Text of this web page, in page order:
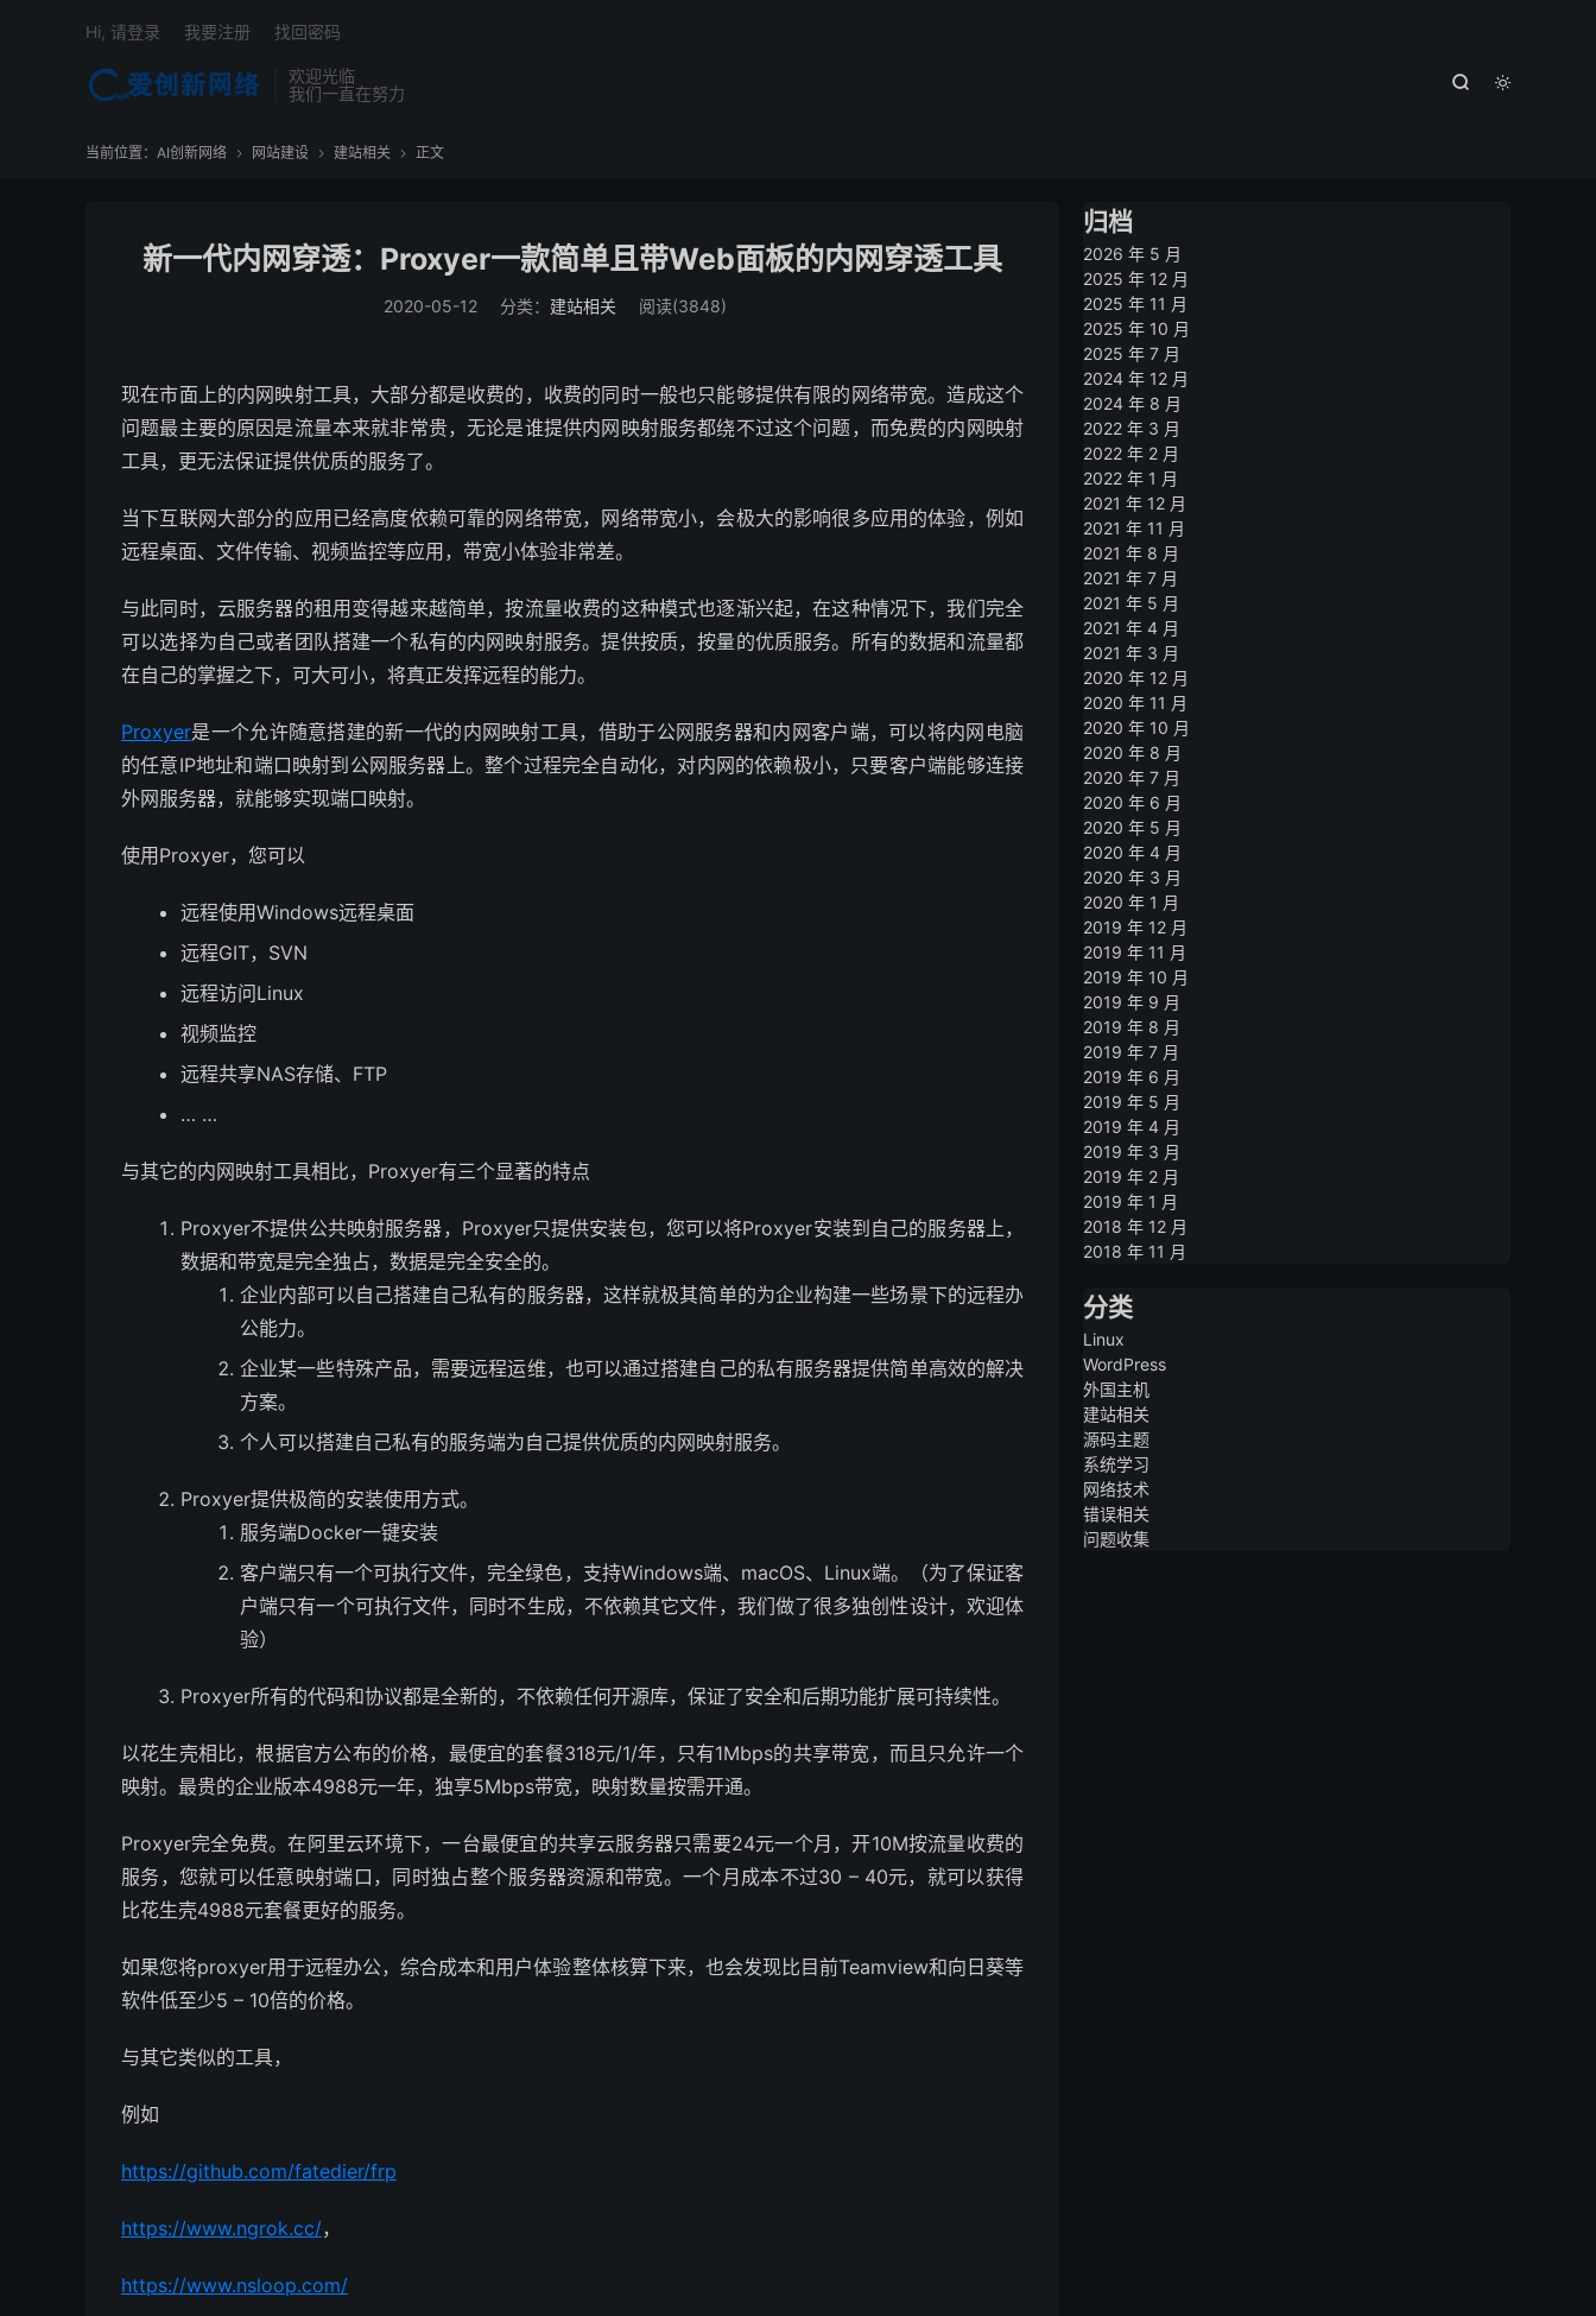
欢迎光临
我们一直在努力


Hi, 请登录 我要注册 找回密码
当前位置： AI创新网络  网站建设  建站相关  正文
新一代内网穿透：Proxyer一款简单且带Web面板的内网穿透工具
2020-05-12 分类： 建站相关 阅读(3848)
现在市面上的内网映射工具，大部分都是收费的，收费的同时一般也只能够提供有限的网络带宽。造成这个
问题最主要的原因是流量本来就非常贵，无论是谁提供内网映射服务都绕不过这个问题，而免费的内网映射
工具，更无法保证提供优质的服务了。
当下互联网大部分的应用已经高度依赖可靠的网络带宽，网络带宽小，会极大的影响很多应用的体验，例如
远程桌面、文件传输、视频监控等应用，带宽小体验非常差。
与此同时，云服务器的租用变得越来越简单，按流量收费的这种模式也逐渐兴起，在这种情况下，我们完全
可以选择为自己或者团队搭建一个私有的内网映射服务。提供按质，按量的优质服务。所有的数据和流量都
在自己的掌握之下，可大可小，将真正发挥远程的能力。
Proxyer是一个允许随意搭建的新一代的内网映射工具，借助于公网服务器和内网客户端，可以将内网电脑
的任意IP地址和端口映射到公网服务器上。整个过程完全自动化，对内网的依赖极小，只要客户端能够连接
外网服务器，就能够实现端口映射。
使用Proxyer，您可以
远程使用Windows远程桌面
远程GIT，SVN
远程访问Linux
视频监控
远程共享NAS存储、FTP
… …
与其它的内网映射工具相比，Proxyer有三个显著的特点
Proxyer不提供公共映射服务器，Proxyer只提供安装包，您可以将Proxyer安装到自己的服务器上，
数据和带宽是完全独占，数据是完全安全的。
企业内部可以自己搭建自己私有的服务器，这样就极其简单的为企业构建一些场景下的远程办
公能力。
企业某一些特殊产品，需要远程运维，也可以通过搭建自己的私有服务器提供简单高效的解决
方案。
个人可以搭建自己私有的服务端为自己提供优质的内网映射服务。
Proxyer提供极简的安装使用方式。
服务端Docker一键安装
客户端只有一个可执行文件，完全绿色，支持Windows端、macOS、Linux端。（为了保证客
户端只有一个可执行文件，同时不生成，不依赖其它文件，我们做了很多独创性设计，欢迎体
验）
Proxyer所有的代码和协议都是全新的，不依赖任何开源库，保证了安全和后期功能扩展可持续性。
以花生壳相比，根据官方公布的价格，最便宜的套餐318元/1/年，只有1Mbps的共享带宽，而且只允许一个
映射。最贵的企业版本4988元一年，独享5Mbps带宽，映射数量按需开通。
Proxyer完全免费。在阿里云环境下，一台最便宜的共享云服务器只需要24元一个月，开10M按流量收费的
服务，您就可以任意映射端口，同时独占整个服务器资源和带宽。一个月成本不过30 – 40元，就可以获得
比花生壳4988元套餐更好的服务。
如果您将proxyer用于远程办公，综合成本和用户体验整体核算下来，也会发现比目前Teamview和向日葵等
软件低至少5 – 10倍的价格。
与其它类似的工具，
例如
https://github.com/fatedier/frp
https://www.ngrok.cc/，
https://www.nsloop.com/
归档
2026 年 5 月
2025 年 12 月
2025 年 11 月
2025 年 10 月
2025 年 7 月
2024 年 12 月
2024 年 8 月
2022 年 3 月
2022 年 2 月
2022 年 1 月
2021 年 12 月
2021 年 11 月
2021 年 8 月
2021 年 7 月
2021 年 5 月
2021 年 4 月
2021 年 3 月
2020 年 12 月
2020 年 11 月
2020 年 10 月
2020 年 8 月
2020 年 7 月
2020 年 6 月
2020 年 5 月
2020 年 4 月
2020 年 3 月
2020 年 1 月
2019 年 12 月
2019 年 11 月
2019 年 10 月
2019 年 9 月
2019 年 8 月
2019 年 7 月
2019 年 6 月
2019 年 5 月
2019 年 4 月
2019 年 3 月
2019 年 2 月
2019 年 1 月
2018 年 12 月
2018 年 11 月
分类
Linux
WordPress
外国主机
建站相关
源码主题
系统学习
网络技术
错误相关
问题收集